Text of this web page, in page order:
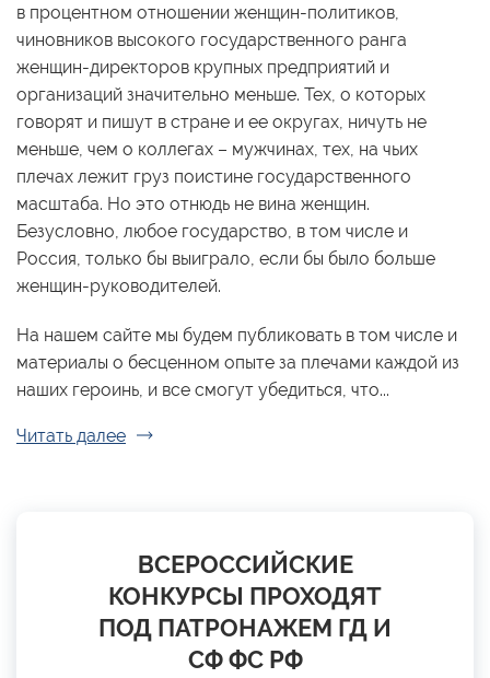
в процентном отношении женщин-политиков,
чиновников высокого государственного ранга
женщин-директоров крупных предприятий и
организаций значительно меньше. Тех, о которых
говорят и пишут в стране и ее округах, ничуть не
меньше, чем о коллегах – мужчинах, тех, на чьих
плечах лежит груз поистине государственного
масштаба. Но это отнюдь не вина женщин.
Безусловно, любое государство, в том числе и
Россия, только бы выиграло, если бы было больше
женщин-руководителей.
На нашем сайте мы будем публиковать в том числе и
материалы о бесценном опыте за плечами каждой из
наших героинь, и все смогут убедиться, что...
Читать далее
ВСЕРОССИЙСКИЕ
КОНКУРСЫ ПРОХОДЯТ
ПОД ПАТРОНАЖЕМ ГД И
СФ ФС РФ